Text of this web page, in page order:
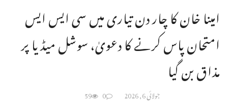
امینا خان کا چار دن تیاری میں سی ایس ایس
امتحان پاس کرنے کا دعویٰ، سوشل میڈیا پر
مذاق بن گیا
جولائی 6, 2026 0
59